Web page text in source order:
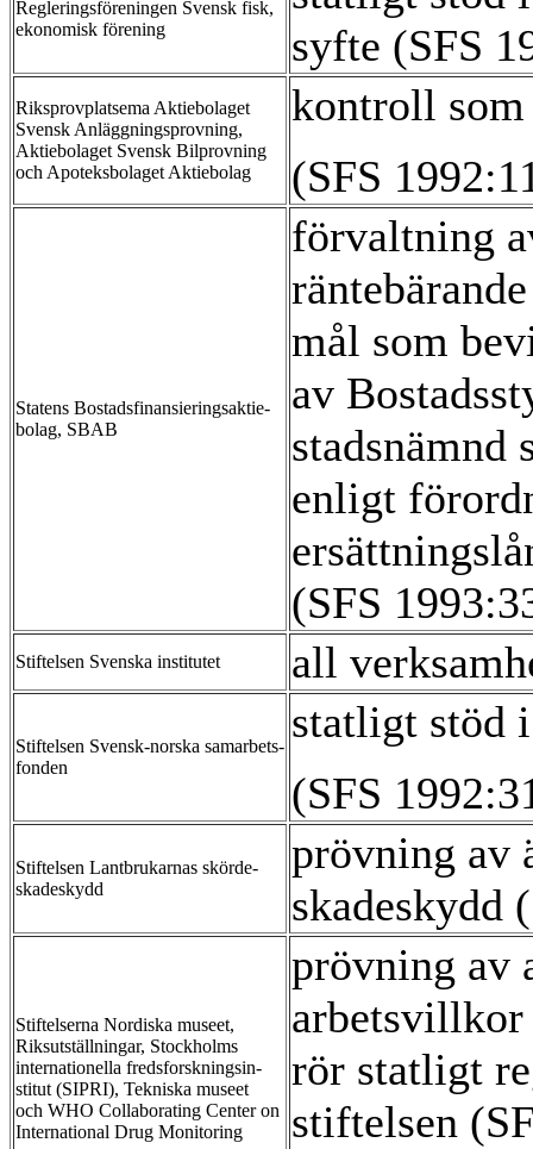
Regleringsföreningen Svensk fisk,
ekonomisk förening
syfte (SFS
Riksprovplatsema Aktiebolaget
Svensk Anläggningsprovning,
Aktiebolaget Svensk Bilprovning
och Apoteksbolaget Aktiebolag
kontroll
(SFS
Statens Bostadsfinansieringsaktie-
bolag, SBAB
förvaltning
mål som
av
stadsnämnd
enligt
(SFS
Stiftelsen Svenska institutet all
Stiftelsen Svensk-norska samarbets-
fonden
statligt stöd
(SFS
Stiftelsen Lantbrukarnas skörde-
skadeskydd
prövning av
skadeskydd
Stiftelserna Nordiska museet,
Riksutställningar, Stockholms
internationella fredsforskningsin-
stitut (SIPRI), Tekniska museet
och WHO Collaborating Center on
International Drug Monitoring
prövning av
arbetsvillkor
rör statligt
stiftelsen